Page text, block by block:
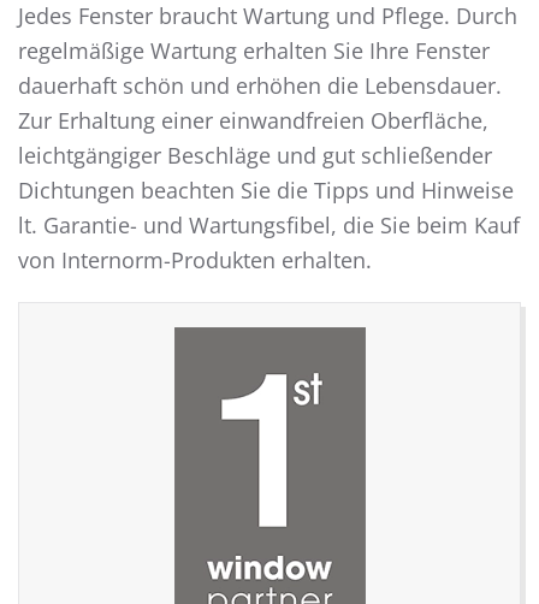
Jedes Fenster braucht Wartung und Pflege. Durch
regelmäßige Wartung erhalten Sie Ihre Fenster
dauerhaft schön und erhöhen die Lebensdauer.
Zur Erhaltung einer einwandfreien Oberfläche,
leichtgängiger Beschläge und gut schließender
Dichtungen beachten Sie die Tipps und Hinweise
lt. Garantie- und Wartungsfibel, die Sie beim Kauf
von Internorm-Produkten erhalten.